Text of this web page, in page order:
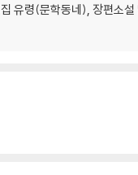
유령(문학동네), 장편소